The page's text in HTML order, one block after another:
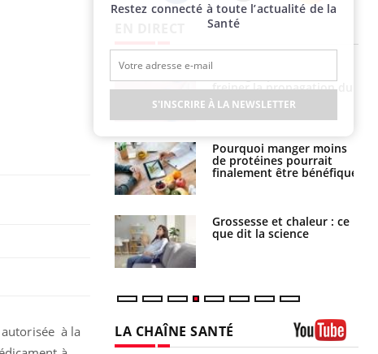
à la
Facebook Twitter Instagram
jours se profile-t- freiner la propagation du
cancer ?
Pourquoi manger moins
de protéines pourrait
finalement être bénéfique
Grossesse et chaleur : ce
que dit la science
LA CHAÎNE SANTÉ
Restez connecté à toute l’actualité de la
Santé
S'INSCRIRE À LA NEWSLETTER